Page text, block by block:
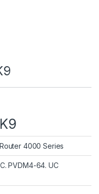
4000 Series
PVDM4-64. UC